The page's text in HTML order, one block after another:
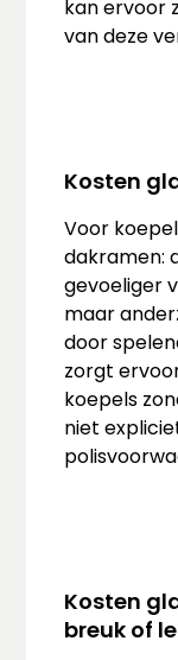
kan ervoor
van deze
Kosten
Voor
dakramen:
gevoeliger
maar
door
zorgt
koepels
niet
Kosten
breuk of